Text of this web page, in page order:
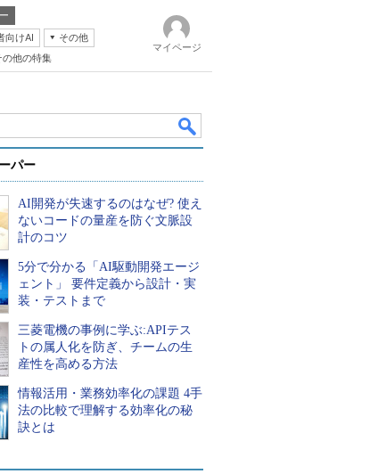
向けAI
その他
の他の特集
マイページ
パー
AI開発が失速するのはなぜ? 使え
ないコードの量産を防ぐ文脈設
計のコツ
5分で分かる「AI駆動開発エージ
ェント」 要件定義から設計・実
装・テストまで
三菱電機の事例に学ぶ:APIテス
トの属人化を防ぎ、チームの生
産性を高める方法
情報活用・業務効率化の課題 4手
法の比較で理解する効率化の秘
訣とは